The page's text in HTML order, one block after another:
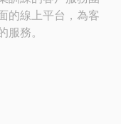
的線上平台，為客
服務。